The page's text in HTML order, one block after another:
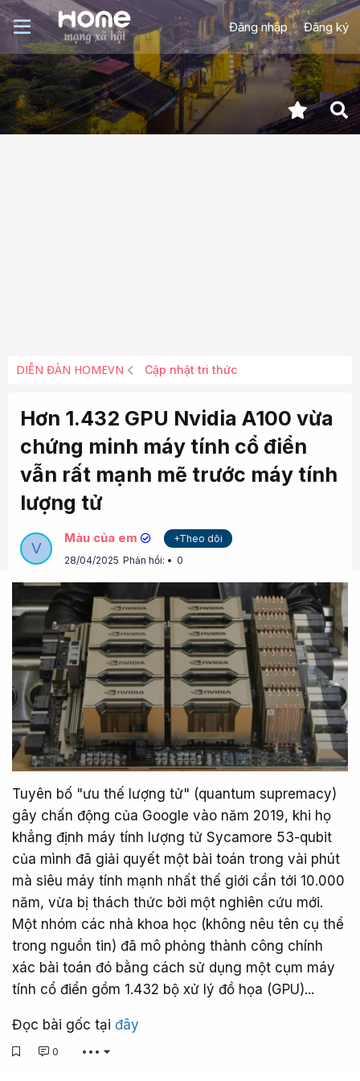
Đăng nhập Đăng ký
DIỄN ĐÀN HOMEVN Cập nhật tri thức
Hơn 1.432 GPU Nvidia A100 vừa
chứng minh máy tính cổ điển
vẫn rất mạnh mẽ trước máy tính
lượng tử
V
Màu của em
+Theo dõi
28/04/2025 Phản hồi: 0
Tuyên bố "ưu thế lượng tử" (quantum supremacy)
gây chấn động của Google vào năm 2019, khi họ
khẳng định máy tính lượng tử Sycamore 53-qubit
của mình đã giải quyết một bài toán trong vài phút
mà siêu máy tính mạnh nhất thế giới cần tới 10.000
năm, vừa bị thách thức bởi một nghiên cứu mới.
Một nhóm các nhà khoa học (không nêu tên cụ thể
trong nguồn tin) đã mô phỏng thành công chính
xác bài toán đó bằng cách sử dụng một cụm máy
tính cổ điển gồm 1.432 bộ xử lý đồ họa (GPU)...
Đọc bài gốc tại đây
0 •••